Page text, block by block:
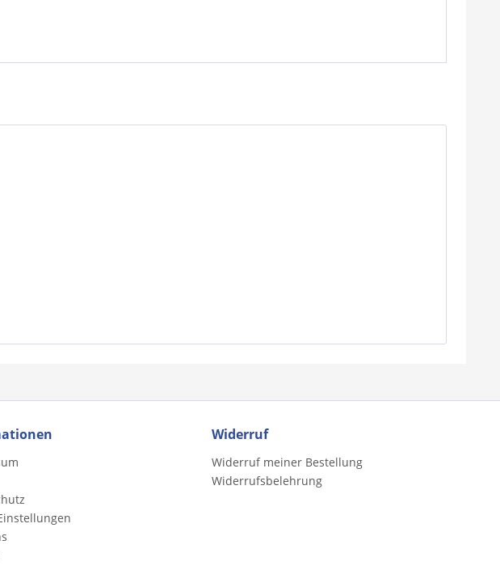
Widerruf
Widerruf meiner Bestellung
Widerrufsbelehrung